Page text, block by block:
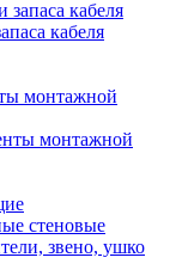
кабеля
монтажной
монтажной
стеновые
звено, ушко